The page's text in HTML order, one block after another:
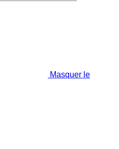
Masquer le